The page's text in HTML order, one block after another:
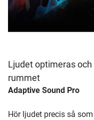
Ljudet optimeras
rummet
Adaptive Sound Pro
Hör ljudet precis så